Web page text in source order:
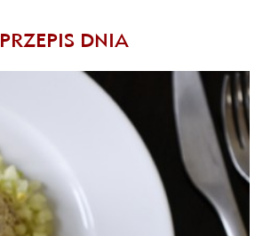
PRZEPIS DNIA